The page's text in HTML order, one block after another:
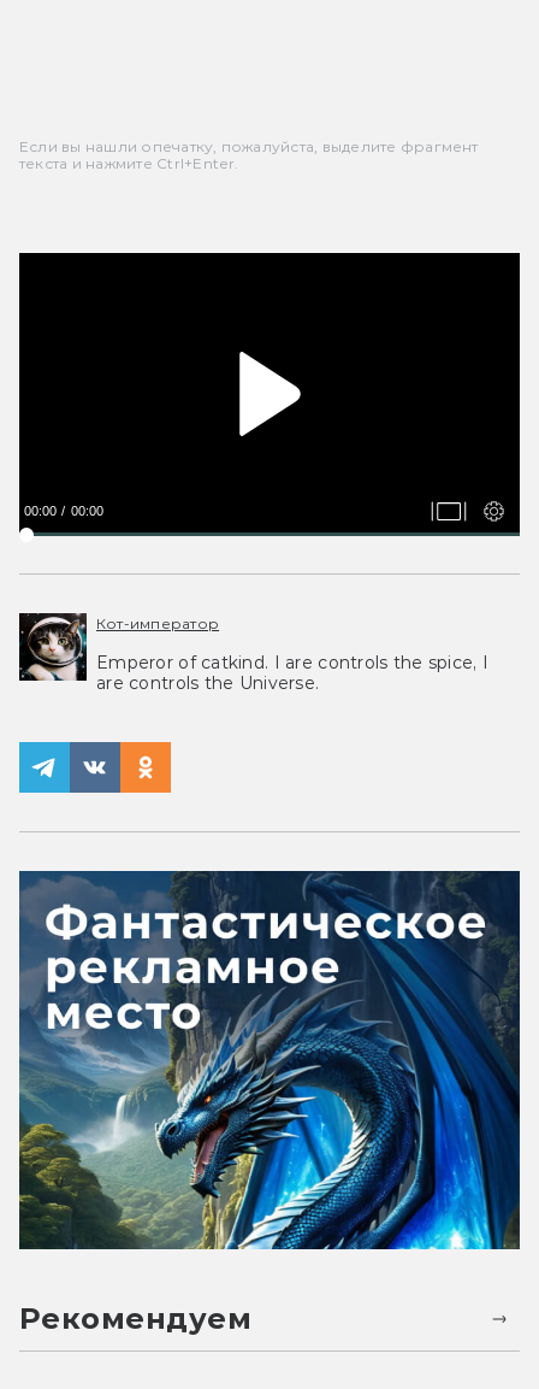
Если вы нашли опечатку, пожалуйста, выделите фрагмент
текста и нажмите Ctrl+Enter.
00:00 00:00
Кот-император
Emperor of catkind. I are controls the spice, I
are controls the Universe.
Рекомендуем